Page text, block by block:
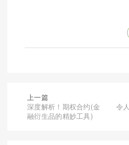
上一篇
深度解析！期权合约(金
融衍生品的精妙工具)
令